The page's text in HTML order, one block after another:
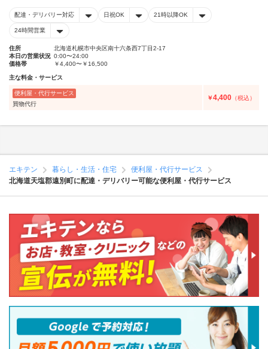
配達・デリバリー対応 日祝OK 21時以降OK
24時間営業
住所
北海道札幌市中央区南十六条西7丁目2-17
本日の営業状況 0:00〜24:00
価格帯
￥4,400〜￥16,500
主な料金・サービス
便利屋・代行サービス
買物代行
￥4,400 （税込）
エキテン 暮らし・生活・住宅
便利屋・代行サービス
北海道天塩郡遠別町に配達・デリバリー可能な便利屋・代行サービス